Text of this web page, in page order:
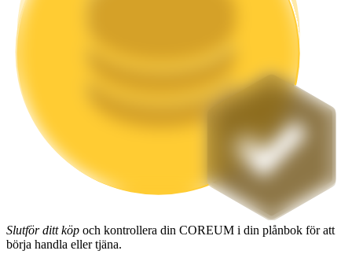
Flexibel insats för att tjäna populära tokens
Slutför ditt köp och kontrollera din COREUM i din plånbok för att
börja handla eller tjäna.